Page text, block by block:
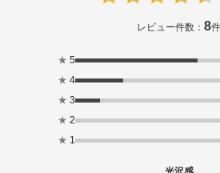
レビュー件数：8件
★ 5
★ 4
★ 3
★ 2
★ 1